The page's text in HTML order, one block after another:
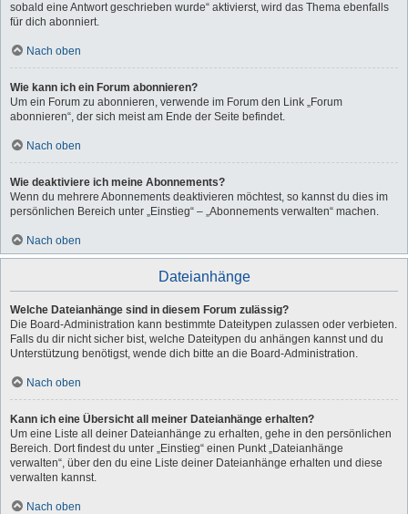
sobald eine Antwort geschrieben wurde“ aktivierst, wird das Thema ebenfalls
für dich abonniert.
Nach oben
Wie kann ich ein Forum abonnieren?
Um ein Forum zu abonnieren, verwende im Forum den Link „Forum
abonnieren“, der sich meist am Ende der Seite befindet.
Nach oben
Wie deaktiviere ich meine Abonnements?
Wenn du mehrere Abonnements deaktivieren möchtest, so kannst du dies im
persönlichen Bereich unter „Einstieg“ – „Abonnements verwalten“ machen.
Nach oben
Dateianhänge
Welche Dateianhänge sind in diesem Forum zulässig?
Die Board-Administration kann bestimmte Dateitypen zulassen oder verbieten.
Falls du dir nicht sicher bist, welche Dateitypen du anhängen kannst und du
Unterstützung benötigst, wende dich bitte an die Board-Administration.
Nach oben
Kann ich eine Übersicht all meiner Dateianhänge erhalten?
Um eine Liste all deiner Dateianhänge zu erhalten, gehe in den persönlichen
Bereich. Dort findest du unter „Einstieg“ einen Punkt „Dateianhänge
verwalten“, über den du eine Liste deiner Dateianhänge erhalten und diese
verwalten kannst.
Nach oben